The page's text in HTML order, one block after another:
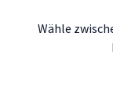
Wähle